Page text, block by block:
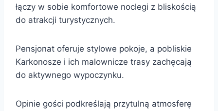
łączy w sobie komfortowe noclegi z bliskością
do atrakcji turystycznych.
Pensjonat oferuje stylowe pokoje, a pobliskie
Karkonosze i ich malownicze trasy zachęcają
do aktywnego wypoczynku.
Opinie gości podkreślają przytulną atmosferę